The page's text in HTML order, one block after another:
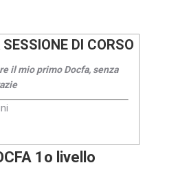
DI CORSO
il mio primo Docfa, senza
1o livello